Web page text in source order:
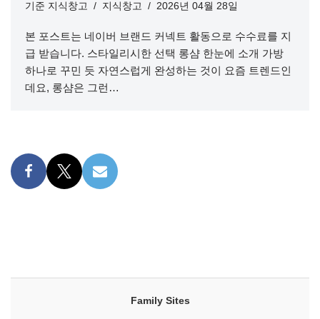
기준 지식창고 지식창고 2026년 04월 28일
본 포스트는 네이버 브랜드 커넥트 활동으로 수수료를 지
급 받습니다. 스타일리시한 선택 롱샴 한눈에 소개 가방
하나로 꾸민 듯 자연스럽게 완성하는 것이 요즘 트렌드인
데요, 롱샴은 그런…
Family Sites